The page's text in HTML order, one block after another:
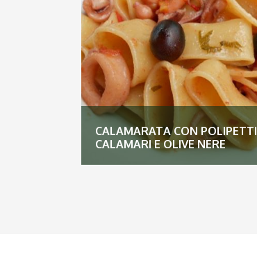
CALAMARATA CON POLIPETTI
CALAMARI E OLIVE NERE